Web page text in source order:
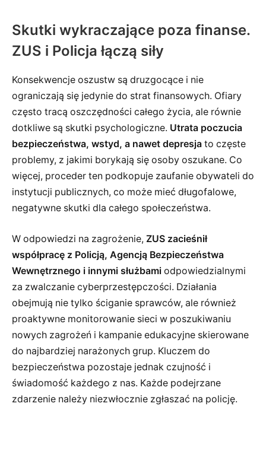
Skutki wykraczające poza finanse.
ZUS i Policja łączą siły
Konsekwencje oszustw są druzgocące i nie
ograniczają się jedynie do strat finansowych. Ofiary
często tracą oszczędności całego życia, ale równie
dotkliwe są skutki psychologiczne. Utrata poczucia
bezpieczeństwa, wstyd, a nawet depresja to częste
problemy, z jakimi borykają się osoby oszukane. Co
więcej, proceder ten podkopuje zaufanie obywateli do
instytucji publicznych, co może mieć długofalowe,
negatywne skutki dla całego społeczeństwa.
W odpowiedzi na zagrożenie, ZUS zacieśnił
współpracę z Policją, Agencją Bezpieczeństwa
Wewnętrznego i innymi służbami odpowiedzialnymi
za zwalczanie cyberprzestępczości. Działania
obejmują nie tylko ściganie sprawców, ale również
proaktywne monitorowanie sieci w poszukiwaniu
nowych zagrożeń i kampanie edukacyjne skierowane
do najbardziej narażonych grup. Kluczem do
bezpieczeństwa pozostaje jednak czujność i
świadomość każdego z nas. Każde podejrzane
zdarzenie należy niezwłocznie zgłaszać na policję.